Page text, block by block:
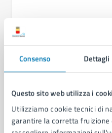
Consenso Dettagli
Questo sito web utilizza i
Utilizziamo cookie tecnici di
garantire la corretta